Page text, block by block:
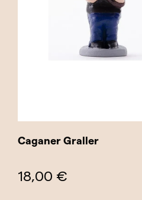
Caganer Graller
18,00 €